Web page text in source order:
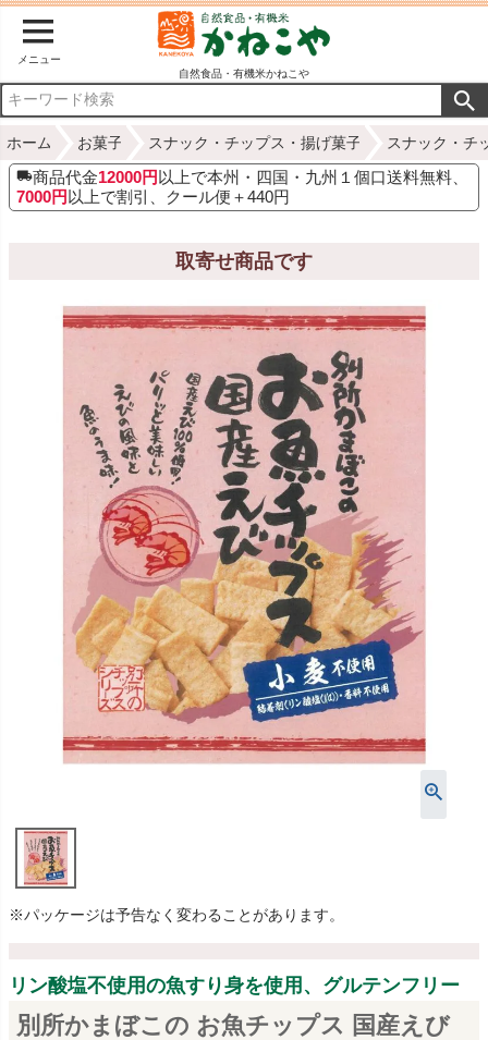
メニュー
自然食品・有機米かねこや
ホーム お菓子 スナック・チップス・揚げ菓子 スナック・チ
商品代金12000円 以上で本州・四国・九州１個口送料無料、
7000円 以上で割引、クール便＋440円
取寄せ商品です
※パッケージは予告なく変わることがあります。
リン酸塩不使用の魚すり身を使用、グルテンフリー
別所かまぼこの お魚チップス 国産えび